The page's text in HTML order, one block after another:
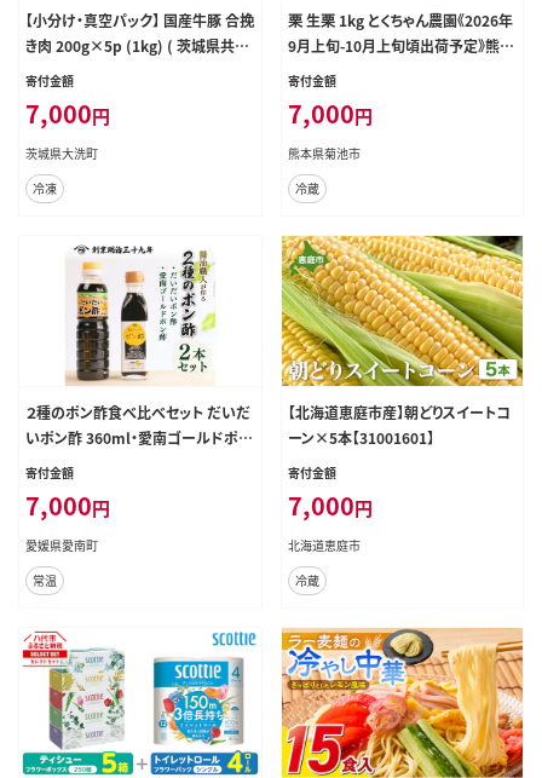
【小分け・真空パック】 国産牛豚 合挽
き肉 200g×5p (1kg) ( 茨城県共通
返礼品・茨城県産 ) ブランド牛 ブラ
産 牛 牛肉 豚 豚肉 合挽肉 合い挽き
肉 合いびき肉 挽き肉 挽肉 ひき肉 合
挽ミンチ 合挽きミンチ ミンチ ハンバ
ーグ 小分け 真空パック
寄付金額
7,000円
茨城県大洗町
冷凍
栗 生栗 1kg とくちゃん農園《2026年
9月上旬-10月上旬頃出荷予定》熊本
県 菊池市 栗 くり 熊本県産 秋の味覚
飯---314-5004---
寄付金額
7,000円
熊本県菊池市
冷蔵
２種のポン酢食べ比べセット だいだ
いポン酢 360ml・愛南ゴールドポン
酢 195ml 醤油 愛南ゴールド 河内
ふるさと納税 老舗 辻三親商会 お試
し 試供品 少量 ぽん酢 調味料 7000
円 愛南町 愛媛県
寄付金額
7,000円
愛媛県愛南町
常温
【北海道恵庭市産】朝どりスイートコ
ーン×5本【31001601】
寄付金額
7,000円
北海道恵庭市
冷蔵